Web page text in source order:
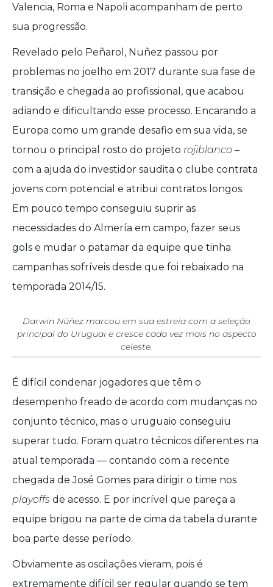
Valencia, Roma e Napoli acompanham de perto
sua progressão.
Revelado pelo Peñarol, Nuñez passou por
problemas no joelho em 2017 durante sua fase de
transição e chegada ao profissional, que acabou
adiando e dificultando esse processo. Encarando a
Europa como um grande desafio em sua vida, se
tornou o principal rosto do projeto rojiblanco –
com a ajuda do investidor saudita o clube contrata
jovens com potencial e atribui contratos longos.
Em pouco tempo conseguiu suprir as
necessidades do Almería em campo, fazer seus
gols e mudar o patamar da equipe que tinha
campanhas sofríveis desde que foi rebaixado na
temporada 2014/15.
Darwin Núñez marcou em sua estreia com a seleção
principal do Uruguai e cresce cada vez mais no aspecto
celeste.
É difícil condenar jogadores que têm o
desempenho freado de acordo com mudanças no
conjunto técnico, mas o uruguaio conseguiu
superar tudo. Foram quatro técnicos diferentes na
atual temporada — contando com a recente
chegada de José Gomes para dirigir o time nos
playoffs de acesso. E por incrível que pareça a
equipe brigou na parte de cima da tabela durante
boa parte desse período.
Obviamente as oscilações vieram, pois é
extremamente difícil ser regular quando se tem